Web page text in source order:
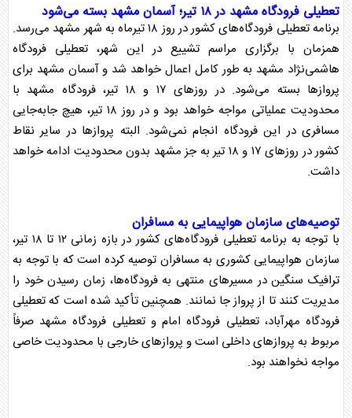
تعطیلی فرودگاهمشهد در ۱۸ تیر؛ آسمان مشهد بسته می‌شود
برنامهتعطیلی فرودگاه
‌های کشور در روز ۱۸ تیرماه به شهر مشهد می‌رسد.
همزمان با برگزاری مراسم تشییع در این شهر، تعطیلی فرودگاه
هاشمی‌نژاد مشهد به طور کامل اعمال خواهد شد و آسمان مشهد برای
پرواز‌ها بسته می‌شود. در روز‌های ۱۷ و ۱۸ تیر، فرودگاه مشهد با
محدودیت عملیاتی مواجه خواهد بود و در روز ۱۸ تیر، هیچ جابه‌جایی
مسافری در این فرودگاه انجام نمی‌شود. البته پرواز‌ها در سایر نقاط
کشور در روز‌های ۱۷ و ۱۸ تیر به جز مشهد بدون محدودیت ادامه خواهد
داشت.
توصیه‌های سازمان هواپیمایی به مسافران
با توجه به برنامهتعطیلی فرودگاه
‌های کشور در بازه زمانی ۱۲ تا ۱۸ تیر،
سازمان هواپیمایی کشوری به مسافران توصیه کرده است که با توجه به
ترافیک سنگین در مسیر‌های منتهی به فرودگاه‌ها، زمان رسیدن خود را
مدیریت کنند تا از پرواز جا نمانند. همچنین تأکید شده است کهتعطیلی
فرودگاهمهرآباد،تعطیلی فرودگاهامام وتعطیلی فرودگاهمشهد صرفاً
مربوط به پرواز‌های داخلی است و پرواز‌های خارجی با محدودیت خاصی
مواجه نخواهند بود.